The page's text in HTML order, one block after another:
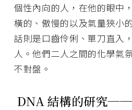
個性內向的人，在他的眼中
橫的、傲慢的以及氣量狹小
話則是口齒伶俐、單刀直入
人。他們二人之間的化學氣
不對盤。
DNA 結構的研究──